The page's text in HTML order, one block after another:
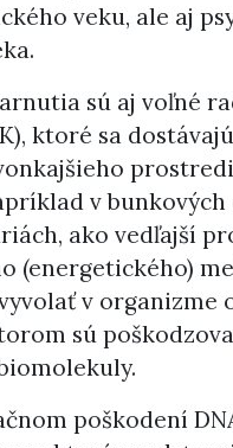
veku, ale aj
sú aj voľné
ktoré sa
v bunkových
ako vedľajší
(energetického)
v organizme
sú
poškodení